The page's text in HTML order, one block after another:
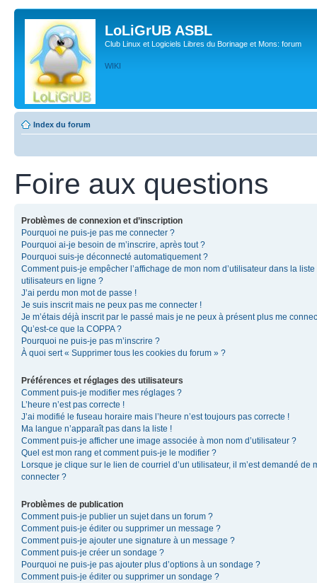
LoLiGrUB ASBL
Club Linux et Logiciels Libres du Borinage et Mons: forum
WIKI
Index du forum
Foire aux questions
Problèmes de connexion et d’inscription
Pourquoi ne puis-je pas me connecter ?
Pourquoi ai-je besoin de m’inscrire, après tout ?
Pourquoi suis-je déconnecté automatiquement ?
Comment puis-je empêcher l’affichage de mon nom d’utilisateur dans la liste
utilisateurs en ligne ?
J’ai perdu mon mot de passe !
Je suis inscrit mais ne peux pas me connecter !
Je m’étais déjà inscrit par le passé mais je ne peux à présent plus me
Qu’est-ce que la COPPA ?
Pourquoi ne puis-je pas m’inscrire ?
À quoi sert « Supprimer tous les cookies du forum » ?
Préférences et réglages des utilisateurs
Comment puis-je modifier mes réglages ?
L’heure n’est pas correcte !
J’ai modifié le fuseau horaire mais l’heure n’est toujours pas correcte !
Ma langue n’apparaît pas dans la liste !
Comment puis-je afficher une image associée à mon nom d’utilisateur ?
Quel est mon rang et comment puis-je le modifier ?
Lorsque je clique sur le lien de courriel d’un utilisateur, il m’est demandé de
connecter ?
Problèmes de publication
Comment puis-je publier un sujet dans un forum ?
Comment puis-je éditer ou supprimer un message ?
Comment puis-je ajouter une signature à un message ?
Comment puis-je créer un sondage ?
Pourquoi ne puis-je pas ajouter plus d’options à un sondage ?
Comment puis-je éditer ou supprimer un sondage ?